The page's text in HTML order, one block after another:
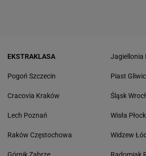
EKSTRAKLASA
Pogoń Szczecin
Cracovia Kraków
Lech Poznań
Raków Częstochowa
Górnik Zabrze
Jagiellonia
Piast
Śląsk
Wisła Płock
Widzew
Radomiak